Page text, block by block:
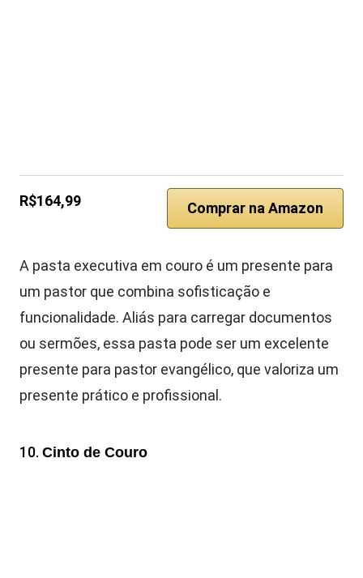
R$164,99 Comprar na Amazon
A pasta executiva em couro é um presente para
um pastor que combina sofisticação e
funcionalidade. Aliás para carregar documentos
ou sermões, essa pasta pode ser um excelente
presente para pastor evangélico, que valoriza um
presente prático e profissional.
10. Cinto de Couro